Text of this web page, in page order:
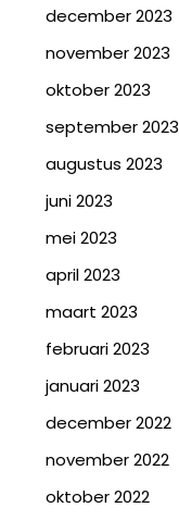
december 2023
november 2023
oktober 2023
september 2023
augustus 2023
juni 2023
mei 2023
april 2023
maart 2023
februari 2023
januari 2023
december 2022
november 2022
oktober 2022